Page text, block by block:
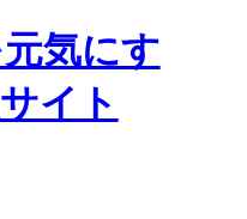
気にす
イト